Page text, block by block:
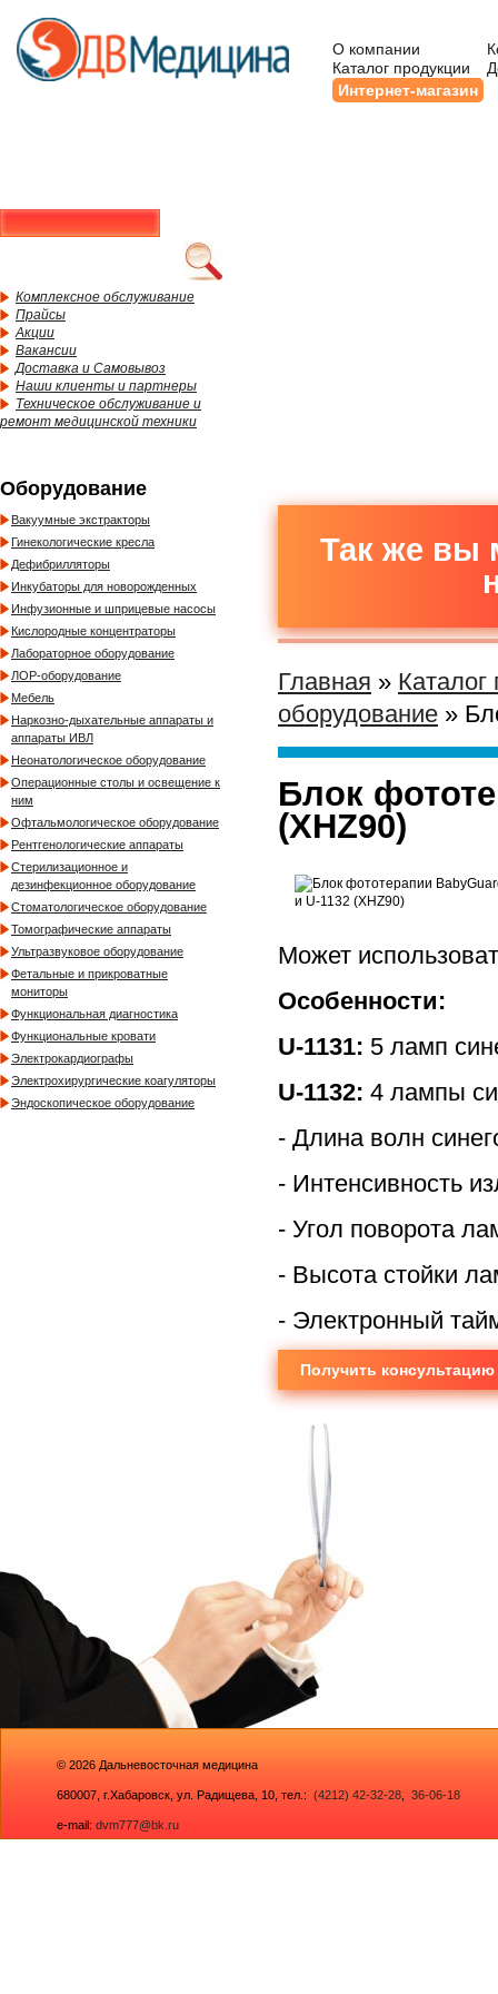
О компании
Каталог продукции
Интернет-магазин
Комплексное обслуживание
Прайсы
Акции
Вакансии
Доставка и Самовывоз
Наши клиенты и партнеры
Техническое обслуживание и
ремонт медицинской техники
Оборудование
Вакуумные экстракторы
Гинекологические кресла
Дефибрилляторы
Инкубаторы для новорожденных
Инфузионные и шприцевые насосы
Кислородные концентраторы
Лабораторное оборудование
ЛОР-оборудование
Мебель
Наркозно-дыхательные аппараты и
аппараты ИВЛ
Неонатологическое оборудование
Операционные столы и освещение к
ним
Офтальмологическое оборудование
Рентгенологические аппараты
Стерилизационное и
дезинфекционное оборудование
Стоматологическое оборудование
Томографические аппараты
Ультразвуковое оборудование
Фетальные и прикроватные
мониторы
Функциональная диагностика
Функциональные кровати
Электрокардиографы
Электрохирургические коагуляторы
Эндоскопическое оборудование
Так же вы
Главная » Каталог
оборудование »
Блок
(XHZ90)
Может
Особенности:
U-1131: 5 ламп
U-1132: 4 лампы
- Длина волн
- Интенсивность
- Угол поворота
- Высота стойки
- Электронный
Получить консультацию
© 2026 Дальневосточная медицина
680007, г.Хабаровск, ул. Радищева, 10 , тел.: (4212) 42-32-28 36-06-18
e-mail: dvm777@bk.ru